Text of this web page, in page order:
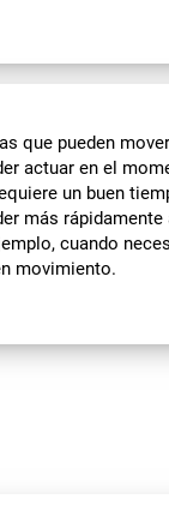
que pueden
actuar en el
un buen
más
cuando
movimiento.